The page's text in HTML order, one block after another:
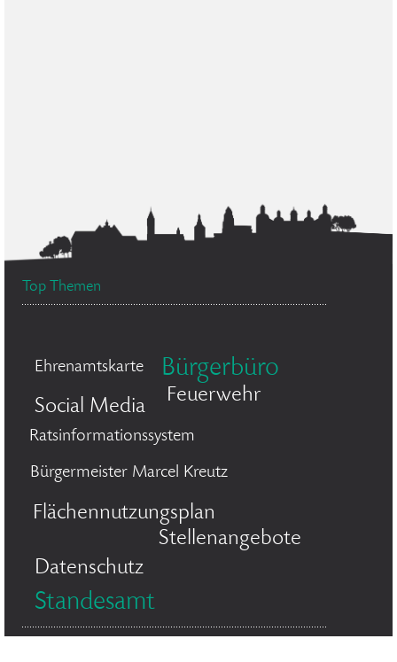
Top Themen
Ehrenamtskarte Bürgerbüro
Social Media
Feuerwehr
Ratsinformationssystem
Bürgermeister Marcel Kreutz
Flächennutzungsplan
Datenschutz
Stellenangebote
Standesamt